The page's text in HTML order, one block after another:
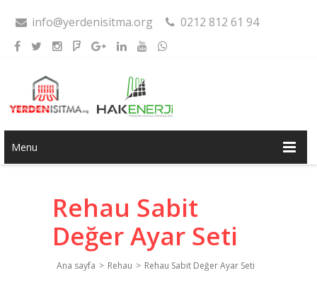
info@yerdenisitma.org 0212 812 61 94
Menu
Rehau Sabit
Değer Ayar Seti
Ana sayfa > Rehau > Rehau Sabit Değer Ayar Seti